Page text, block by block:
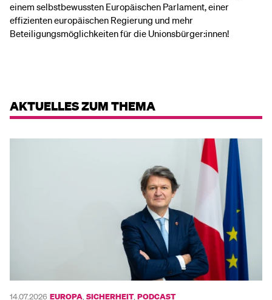
einem selbstbewussten Europäischen Parlament, einer
effizienten europäischen Regierung und mehr
Beteiligungsmöglichkeiten für die Unionsbürger:innen!
AKTUELLES ZUM THEMA
14.07.2026 EUROPA SICHERHEIT, PODCAST